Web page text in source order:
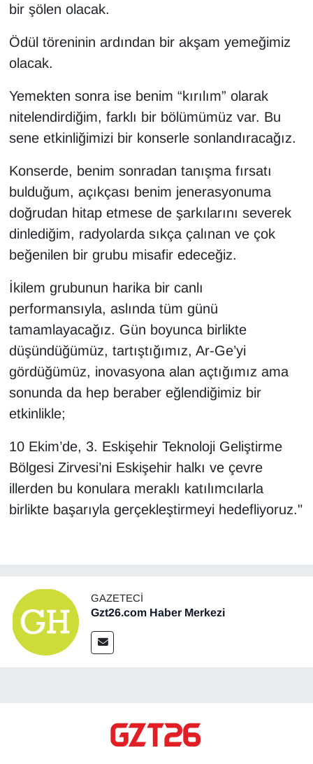
bir şölen olacak.
Ödül töreninin ardından bir akşam yemeğimiz
olacak.
Yemekten sonra ise benim “kırılım” olarak
nitelendirdiğim, farklı bir bölümümüz var. Bu
sene etkinliğimizi bir konserle sonlandıracağız.
Konserde, benim sonradan tanışma fırsatı
bulduğum, açıkçası benim jenerasyonuma
doğrudan hitap etmese de şarkılarını severek
dinlediğim, radyolarda sıkça çalınan ve çok
beğenilen bir grubu misafir edeceğiz.
İkilem grubunun harika bir canlı
performansıyla, aslında tüm günü
tamamlayacağız. Gün boyunca birlikte
düşündüğümüz, tartıştığımız, Ar-Ge’yi
gördüğümüz, inovasyona alan açtığımız ama
sonunda da hep beraber eğlendiğimiz bir
etkinlikle;
10 Ekim’de, 3. Eskişehir Teknoloji Geliştirme
Bölgesi Zirvesi’ni Eskişehir halkı ve çevre
illerden bu konulara meraklı katılımcılarla
birlikte başarıyla gerçekleştirmeyi hedefliyoruz."
GAZETECI
Gzt26.com Haber Merkezi